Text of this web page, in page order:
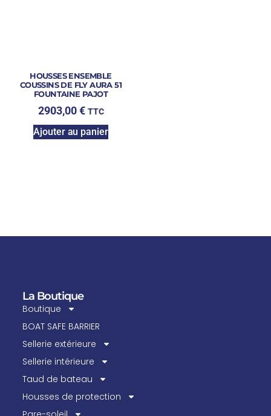
HOUSSES ENSEMBLE
COUSSINS DE FLY AURA 51
FOUNTAINE PAJOT
2903,00€ TTC
Ajouter au panier
La Boutique
Boutique
BOAT SAFE BARRIER
Sellerie extérieure
Sellerie intérieure
Taud de bateau
Housses de protection